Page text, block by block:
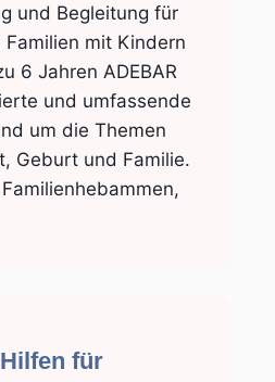
und Begleitung für
mit Kindern
6 Jahren ADEBAR
und umfassende
um die Themen
Geburt und Familie.
für